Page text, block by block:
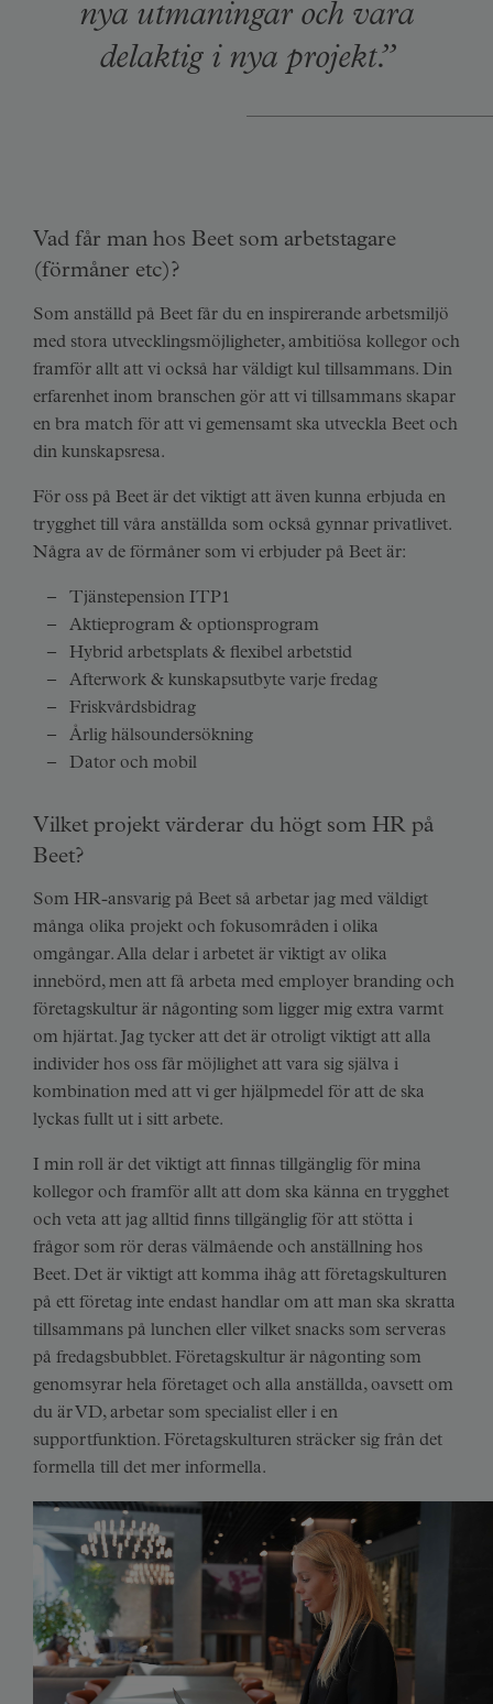
nya utmaningar och vara
delaktig i nya projekt.”
Vad får man hos Beet som arbetstagare
(förmåner etc)?
Som anställd på Beet får du en inspirerande arbetsmiljö
med stora utvecklingsmöjligheter, ambitiösa kollegor och
framför allt att vi också har väldigt kul tillsammans. Din
erfarenhet inom branschen gör att vi tillsammans skapar
en bra match för att vi gemensamt ska utveckla Beet och
din kunskapsresa.
För oss på Beet är det viktigt att även kunna erbjuda en
trygghet till våra anställda som också gynnar privatlivet.
Några av de förmåner som vi erbjuder på Beet är:
Tjänstepension ITP1
Aktieprogram & optionsprogram
Hybrid arbetsplats & flexibel arbetstid
Afterwork & kunskapsutbyte varje fredag
Friskvårdsbidrag
Årlig hälsoundersökning
Dator och mobil
Vilket projekt värderar du högt som HR på
Beet?
Som HR-ansvarig på Beet så arbetar jag med väldigt
många olika projekt och fokusområden i olika
omgångar. Alla delar i arbetet är viktigt av olika
innebörd, men att få arbeta med employer branding och
företagskultur är någonting som ligger mig extra varmt
om hjärtat. Jag tycker att det är otroligt viktigt att alla
individer hos oss får möjlighet att vara sig själva i
kombination med att vi ger hjälpmedel för att de ska
lyckas fullt ut i sitt arbete.
I min roll är det viktigt att finnas tillgänglig för mina
kollegor och framför allt att dom ska känna en trygghet
och veta att jag alltid finns tillgänglig för att stötta i
frågor som rör deras välmående och anställning hos
Beet. Det är viktigt att komma ihåg att företagskulturen
på ett företag inte endast handlar om att man ska skratta
tillsammans på lunchen eller vilket snacks som serveras
på fredagsbubblet. Företagskultur är någonting som
genomsyrar hela företaget och alla anställda, oavsett om
du är VD, arbetar som specialist eller i en
supportfunktion. Företagskulturen sträcker sig från det
formella till det mer informella.